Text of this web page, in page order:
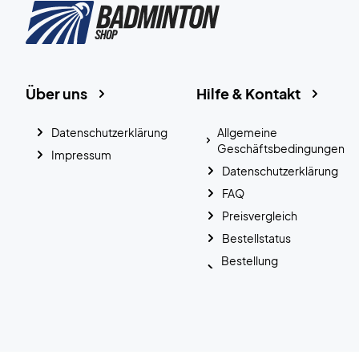
Hilfe & Kontakt
Allgemeine
Geschäftsbedingungen
Datenschutzerklärung
FAQ
Preisvergleich
Bestellstatus
Bestellung
Über uns
Datenschutzerklärung
Impressum